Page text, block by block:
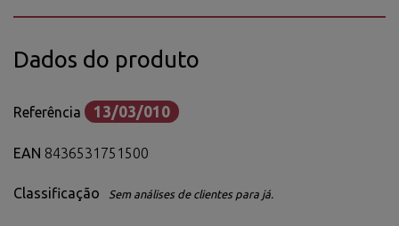
Dados do produto
Referência 13/03/010
EAN 8436531751500
Classificação Sem análises de clientes para já.